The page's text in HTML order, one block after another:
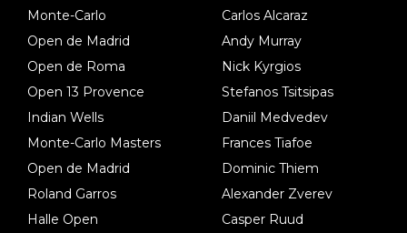
Monte-Carlo
Open de Madrid
Open de Roma
Open 13 Provence
Indian Wells
Monte-Carlo Masters
Open de Madrid
Roland Garros
Halle Open
Carlos Alcaraz
Andy Murray
Nick Kyrgios
Stefanos Tsitsipas
Daniil Medvedev
Frances Tiafoe
Dominic Thiem
Alexander Zverev
Casper Ruud